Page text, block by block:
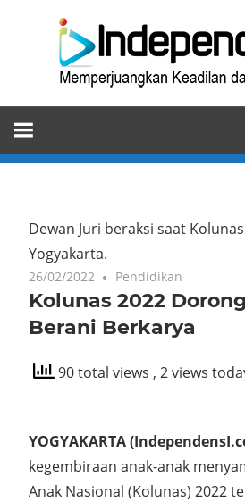
Memperjuangkan
Keadilan
dan
Dewan Juri beraksi saat
Yogyakarta.
26/02/2022 Pendidikan
Kolunas 2022
Berani Berkarya
90 total views , 2 views
YOGYAKARTA
kegembiraan anak-anak
Anak Nasional (Kolunas) 2022